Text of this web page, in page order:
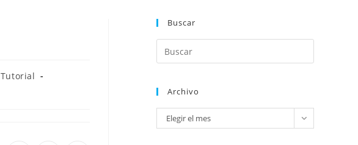
Tutorial
Buscar
Archivo
Elegir el mes